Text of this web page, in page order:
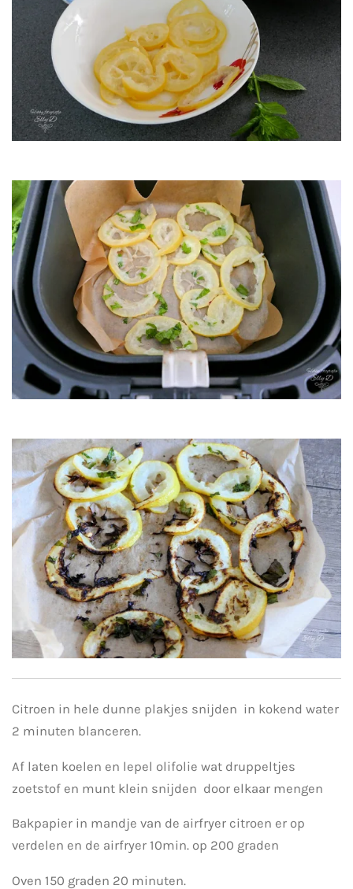
Citroen in hele dunne plakjes snijden in kokend water
2 minuten blanceren.
Af laten koelen en lepel olifolie wat druppeltjes
zoetstof en munt klein snijden door elkaar mengen
Bakpapier in mandje van de airfryer citroen er op
verdelen en de airfryer 10min. op 200 graden
Oven 150 graden 20 minuten.